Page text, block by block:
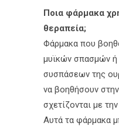
Ποια φάρμακα
θεραπεία;
Φάρμακα που
μυϊκών σπασμών
συσπάσεων της
να βοηθήσουν
σχετίζονται με
Αυτά τα φάρμακα